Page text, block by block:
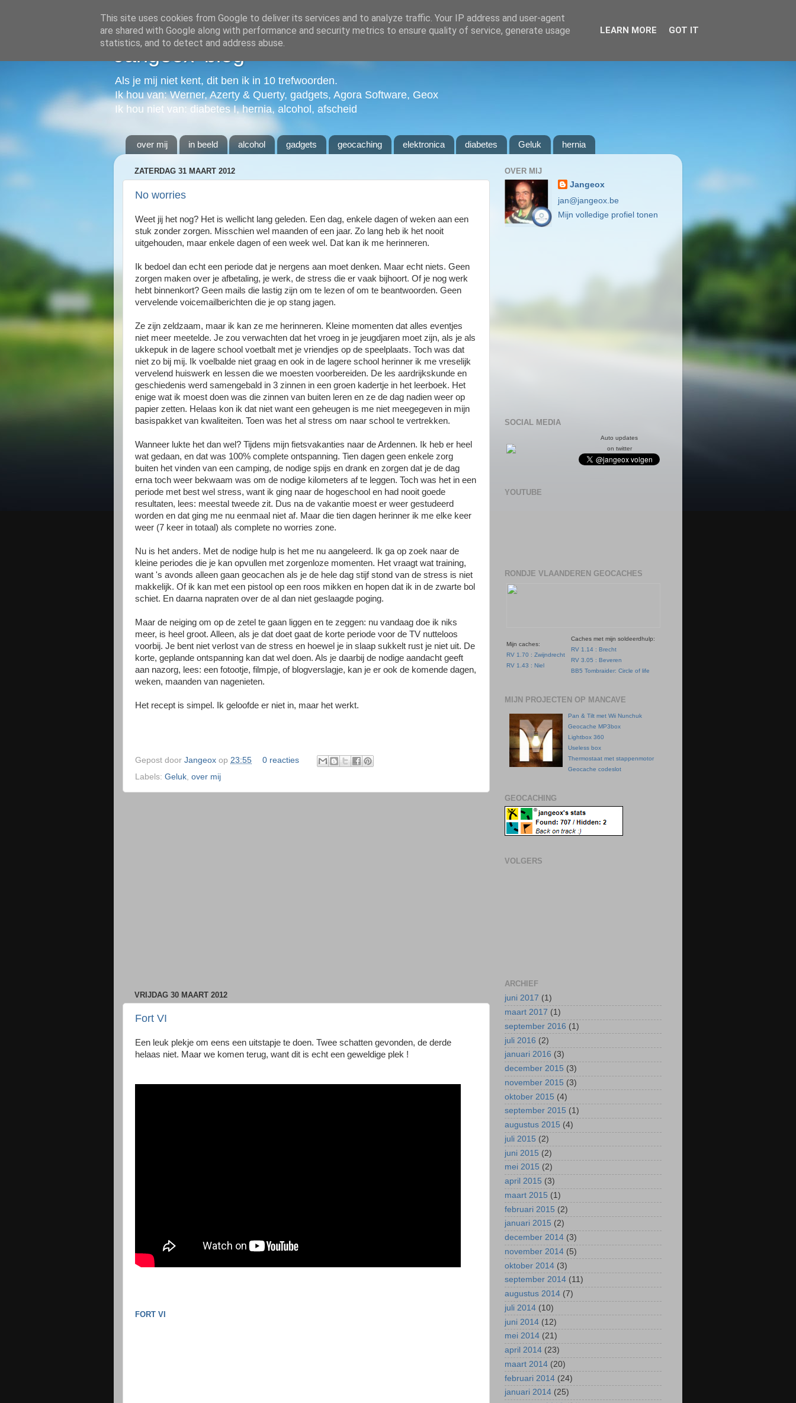
Jangeox' blog
Als je mij niet kent, dit ben ik in 10 trefwoorden.
Ik hou van: Werner, Azerty & Querty, gadgets, Agora Software, Geox
Ik hou niet van: diabetes I, hernia, alcohol, afscheid
over mij in beeld alcohol gadgets geocaching elektronica diabetes Geluk hernia
ZATERDAG 31 MAART 2012
No worries
Weet jij het nog? Het is wellicht lang geleden. Een dag, enkele dagen of weken aan een
stuk zonder zorgen. Misschien wel maanden of een jaar. Zo lang heb ik het nooit
uitgehouden, maar enkele dagen of een week wel. Dat kan ik me herinneren.
Ik bedoel dan echt een periode dat je nergens aan moet denken. Maar echt niets. Geen
zorgen maken over je afbetaling, je werk, de stress die er vaak bijhoort. Of je nog werk
hebt binnenkort? Geen mails die lastig zijn om te lezen of om te beantwoorden. Geen
vervelende voicemailberichten die je op stang jagen.
Ze zijn zeldzaam, maar ik kan ze me herinneren. Kleine momenten dat alles eventjes
niet meer meetelde. Je zou verwachten dat het vroeg in je jeugdjaren moet zijn, als je als
ukkepuk in de lagere school voetbalt met je vriendjes op de speelplaats. Toch was dat
niet zo bij mij. Ik voelbalde niet graag en ook in de lagere school herinner ik me vreselijk
vervelend huiswerk en lessen die we moesten voorbereiden. De les aardrijkskunde en
geschiedenis werd samengebald in 3 zinnen in een groen kadertje in het leerboek. Het
enige wat ik moest doen was die zinnen van buiten leren en ze de dag nadien weer op
papier zetten. Helaas kon ik dat niet want een geheugen is me niet meegegeven in mijn
basispakket van kwaliteiten. Toen was het al stress om naar school te vertrekken.
Wanneer lukte het dan wel? Tijdens mijn fietsvakanties naar de Ardennen. Ik heb er heel
wat gedaan, en dat was 100% complete ontspanning. Tien dagen geen enkele zorg
buiten het vinden van een camping, de nodige spijs en drank en zorgen dat je de dag
erna toch weer bekwaam was om de nodige kilometers af te leggen. Toch was het in een
periode met best wel stress, want ik ging naar de hogeschool en had nooit goede
resultaten, lees: meestal tweede zit. Dus na de vakantie moest er weer gestudeerd
worden en dat ging me nu eenmaal niet af. Maar die tien dagen herinner ik me elke keer
weer (7 keer in totaal) als complete no worries zone.
Nu is het anders. Met de nodige hulp is het me nu aangeleerd. Ik ga op zoek naar de
kleine periodes die je kan opvullen met zorgenloze momenten. Het vraagt wat training,
want 's avonds alleen gaan geocachen als je de hele dag stijf stond van de stress is niet
makkelijk. Of ik kan met een pistool op een roos mikken en hopen dat ik in de zwarte bol
schiet. En daarna napraten over de al dan niet geslaagde poging.
Maar de neiging om op de zetel te gaan liggen en te zeggen: nu vandaag doe ik niks
meer, is heel groot. Alleen, als je dat doet gaat de korte periode voor de TV nutteloos
voorbij. Je bent niet verlost van de stress en hoewel je in slaap sukkelt rust je niet uit. De
korte, geplande ontspanning kan dat wel doen. Als je daarbij de nodige aandacht geeft
aan nazorg, lees: een fotootje, filmpje, of blogverslagje, kan je er ook de komende dagen,
weken, maanden van nagenieten.
Het recept is simpel. Ik geloofde er niet in, maar het werkt.
Gepost door Jangeox op 23:55
0 reacties
Labels: Geluk over mij
VRIJDAG 30 MAART 2012
Fort VI
Een leuk plekje om eens een uitstapje te doen. Twee schatten gevonden, de derde
helaas niet. Maar we komen terug, want dit is echt een geweldige plek !
FORT VI
OVER MIJ
Jangeox
jan@jangeox.be
Mijn volledige profiel tonen
SOCIAL MEDIA
Auto updates
on twitter
YOUTUBE
RONDJE VLAANDEREN GEOCACHES
Mijn caches:
RV 1.70 : Zwijndrecht
RV 1.43 : Niel
Caches met mijn soldeerdhulp:
RV 1.14 : Brecht
RV 3.05 : Beveren
BB5 Tombraider: Circle of life
MIJN PROJECTEN OP MANCAVE
Pan & Tilt met Wii Nunchuk
Geocache MP3box
Lightbox 360
Useless box
Thermostaat met stappenmotor
Geocache codeslot
GEOCACHING
VOLGERS
ARCHIEF
juni 2017 (1)
maart 2017 (1)
september 2016 (1)
juli 2016 (2)
januari 2016 (3)
december 2015 (3)
november 2015 (3)
oktober 2015 (4)
september 2015 (1)
augustus 2015 (4)
juli 2015 (2)
juni 2015 (2)
mei 2015 (2)
april 2015 (3)
maart 2015 (1)
februari 2015 (2)
januari 2015 (2)
december 2014 (3)
november 2014 (5)
oktober 2014 (3)
september 2014 (11)
augustus 2014 (7)
juli 2014 (10)
juni 2014 (12)
mei 2014 (21)
april 2014 (23)
maart 2014 (20)
februari 2014 (24)
januari 2014 (25)
This site uses cookies from Google to deliver its services and to analyze traffic. Your IP address and user-agent
are shared with Google along with performance and security metrics to ensure quality of service, generate usage
statistics, and to detect and address abuse.
LEARN MORE GOT IT